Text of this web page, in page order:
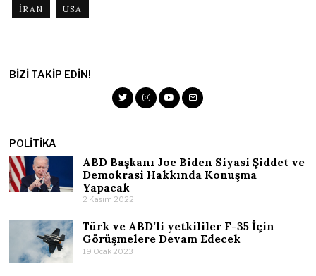
IRAN
USA
BIZI TAKIP EDIN!
POLITIKA
ABD Başkanı Joe Biden Siyasi Şiddet ve
Demokrasi Hakkında Konuşma
Yapacak
2 Kasım 2022
Türk ve ABD’li yetkililer F-35 İçin
Görüşmelere Devam Edecek
19 Ocak 2023